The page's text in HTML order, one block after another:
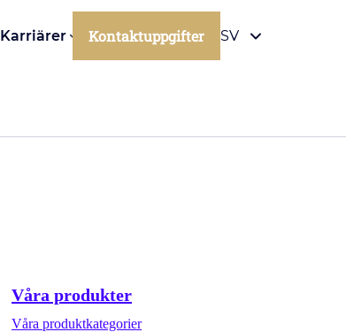
Karriärer Kontaktuppgifter SV
Våra produkter
Våra produktkategorier